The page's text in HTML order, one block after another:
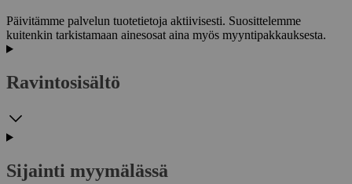
Päivitämme palvelun tuotetietoja aktiivisesti. Suosittelemme
kuitenkin tarkistamaan ainesosat aina myös myyntipakkauksesta.
Ravintosisältö
Sijainti myymälässä